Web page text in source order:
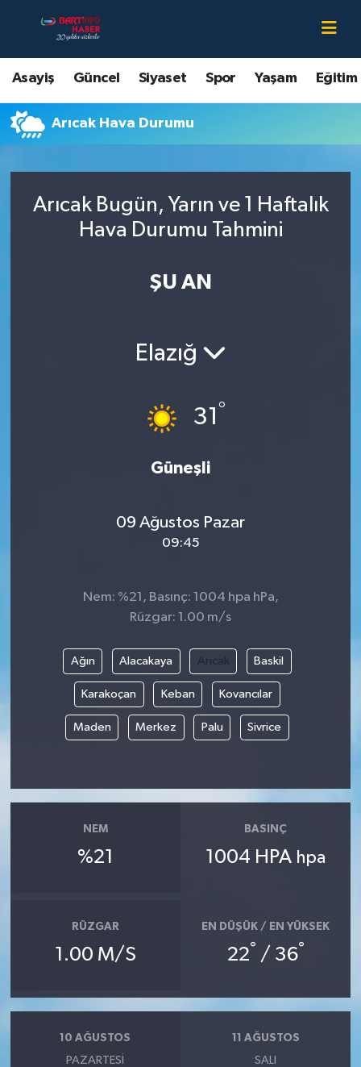
Asayiş Güncel Siyaset Spor Yaşam Eğitim
Arıcak Hava Durumu
Arıcak Bugün, Yarın ve 1 Haftalık
Hava Durumu Tahmini
ŞU AN
Elazığ
31 °
Güneşli
09 Ağustos Pazar
09:45
Nem: %21, Basınç: 1004 hpa hPa,
Rüzgar: 1.00 m/s
Ağın Alacakaya Arıcak Baskil
Karakoçan Keban Kovancılar
Maden Merkez Palu Sivrice
NEM
%21
BASINÇ
1004 HPA hpa
RÜZGAR
1.00 M/S
EN DÜŞÜK / EN YÜKSEK
22° / 36°
10 AĞUSTOS
PAZARTESI
11 AĞUSTOS
SALI
Asayiş
Bartın Hakkında
Çevre
Ekonomi
Sivil Toplum
Turizm
Yaşam
DÜNYA
Bartın Nöbetçi Eczaneler
Bartın Hava Durumu
Bartin Namaz Vakitleri
Süper Lig Puan Durumu ve Fikstür